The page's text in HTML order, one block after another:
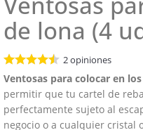
de lona (4
2opiniones
Ventosas para colocar en
permitir que tu cartel de
perfectamente sujeto al
negocio o a cualquier cristal